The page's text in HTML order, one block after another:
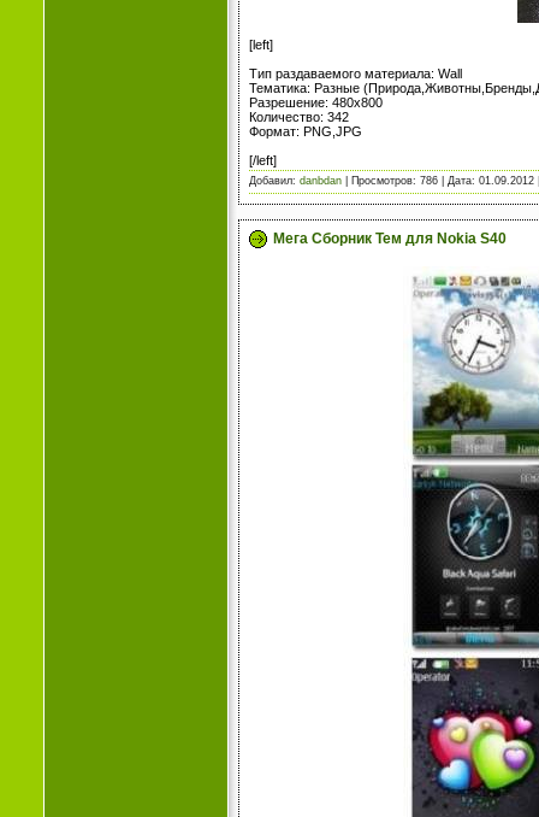
[left]
Тип раздаваемого материала: Wall
Тематика: Разные
Разрешение: 480x800
Количество: 342
Формат: PNG,JPG
[/left]
Добавил: danbdan | Просмотров: 786 | Дата: 01.09.2012
Мега Сборник Тем для Nokia S40